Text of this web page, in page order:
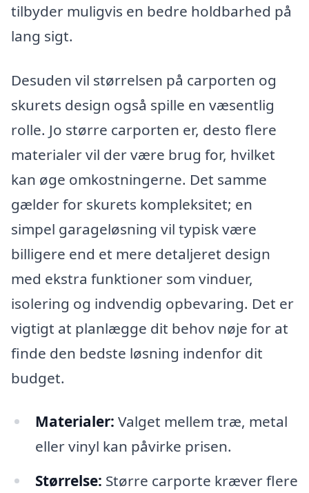
tilbyder muligvis en bedre holdbarhed på
lang sigt.
Desuden vil størrelsen på carporten og
skurets design også spille en væsentlig
rolle. Jo større carporten er, desto flere
materialer vil der være brug for, hvilket
kan øge omkostningerne. Det samme
gælder for skurets kompleksitet; en
simpel garageløsning vil typisk være
billigere end et mere detaljeret design
med ekstra funktioner som vinduer,
isolering og indvendig opbevaring. Det er
vigtigt at planlægge dit behov nøje for at
finde den bedste løsning indenfor dit
budget.
Materialer: Valget mellem træ, metal
eller vinyl kan påvirke prisen.
Størrelse: Større carporte kræver flere